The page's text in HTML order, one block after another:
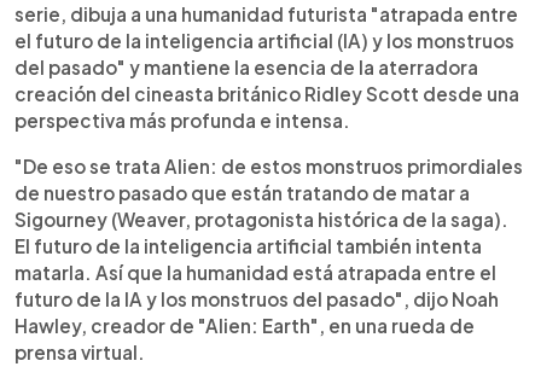
serie, dibuja a una humanidad futurista "atrapada entre
el futuro de la inteligencia artificial (IA) y los monstruos
del pasado" y mantiene la esencia de la aterradora
creación del cineasta británico Ridley Scott desde una
perspectiva más profunda e intensa.
"De eso se trata Alien: de estos monstruos primordiales
de nuestro pasado que están tratando de matar a
Sigourney (Weaver, protagonista histórica de la saga).
El futuro de la inteligencia artificial también intenta
matarla. Así que la humanidad está atrapada entre el
futuro de la IA y los monstruos del pasado", dijo Noah
Hawley, creador de "Alien: Earth", en una rueda de
prensa virtual.